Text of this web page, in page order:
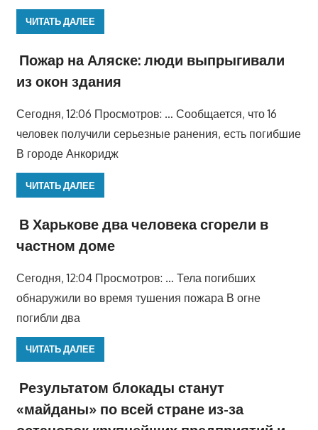
ЧИТАТЬ ДАЛЕЕ
Пожар на Аляске: люди выпрыгивали
из окон здания
Сегодня, 12:06 Просмотров: … Сообщается, что 16
человек получили серьезные ранения, есть погибшие
В городе Анкоридж
ЧИТАТЬ ДАЛЕЕ
В Харькове два человека сгорели в
частном доме
Сегодня, 12:04 Просмотров: … Тела погибших
обнаружили во время тушения пожара В огне
погибли два
ЧИТАТЬ ДАЛЕЕ
Результатом блокады станут
«майданы» по всей стране из-за